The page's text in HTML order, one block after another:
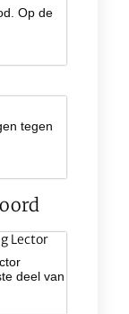
Op de
tegen
Lector
deel van